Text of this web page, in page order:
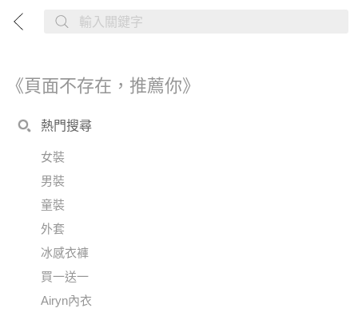
《頁面不存在，推薦你》
熱門搜尋
女裝
男裝
童裝
外套
冰感衣褲
買一送一
Airyn內衣